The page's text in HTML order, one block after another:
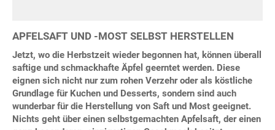
APFELSAFT UND -MOST SELBST HERSTELLEN
Jetzt, wo die Herbstzeit wieder begonnen hat, können überall
saftige und schmackhafte Äpfel geerntet werden. Diese
eignen sich nicht nur zum rohen Verzehr oder als köstliche
Grundlage für Kuchen und Desserts, sondern sind auch
wunderbar für die Herstellung von Saft und Most geeignet.
Nichts geht über einen selbstgemachten Apfelsaft, der einen